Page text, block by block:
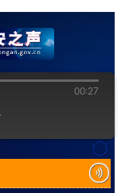
00:27